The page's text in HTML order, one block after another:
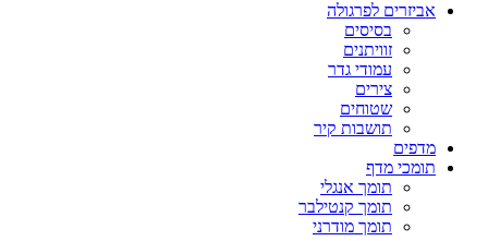
אביזרים לפרגולה
בסיסים
זוויתנים
עמודי גדר
צירים
שטוחים
תושבות קיר
מדפים
תומכי מדף
תומך אנגלי
תומך קנטילבר
תומך מודרני